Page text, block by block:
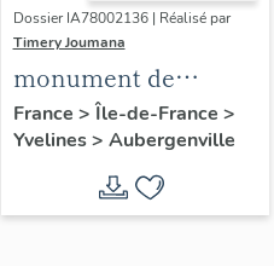
Dossier IA78002136 | Réalisé par
Timery Joumana
monument de
l'amitié franco-belge
France > Île-de-France >
Yvelines> Aubergenville